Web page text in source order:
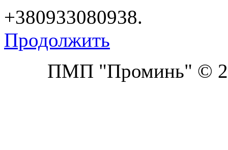
+380933080938.
Продолжить
ПМП "Проминь" ©